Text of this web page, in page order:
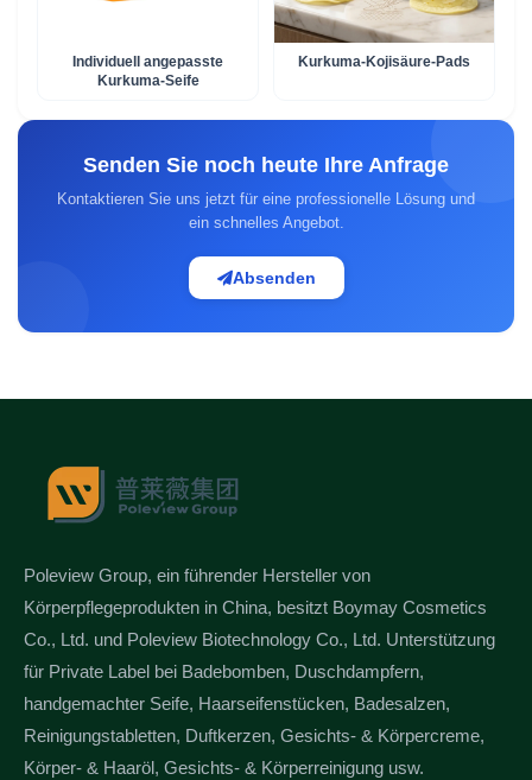
Individuell angepasste
Kurkuma-Seife
Kurkuma-Kojisäure-Pads
Senden Sie noch heute Ihre Anfrage
Kontaktieren Sie uns jetzt für eine professionelle Lösung und
ein schnelles Angebot.
Absenden
Poleview Group, ein führender Hersteller von
Körperpflegeprodukten in China, besitzt Boymay Cosmetics
Co., Ltd. und Poleview Biotechnology Co., Ltd. Unterstützung
für Private Label bei Badebomben, Duschdampfern,
handgemachter Seife, Haarseifenstücken, Badesalzen,
Reinigungstabletten, Duftkerzen, Gesichts- & Körpercreme,
Körper- & Haaröl, Gesichts- & Körperreinigung usw.